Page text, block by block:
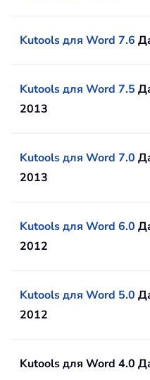
Kutools для Word 7.6
Kutools для Word 7.5
2013
Kutools для Word 7.0
2013
Kutools для Word 6.0
2012
Kutools для Word 5.0
2012
Kutools для Word 4.0